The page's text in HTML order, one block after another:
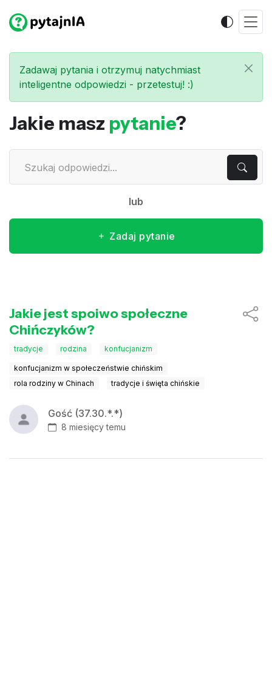
Zadawaj pytania i otrzymuj natychmiast
inteligentne odpowiedzi - przetestuj! :)
Jakie masz pytanie?
lub
Zadaj pytanie
Jakie jest spoiwo społeczne
Chińczyków?
tradycje rodzina konfucjanizm
konfucjanizm w społeczeństwie chińskim
rola rodziny w Chinach
tradycje i święta chińskie
Gość (37.30.*.*)
8 miesięcy temu